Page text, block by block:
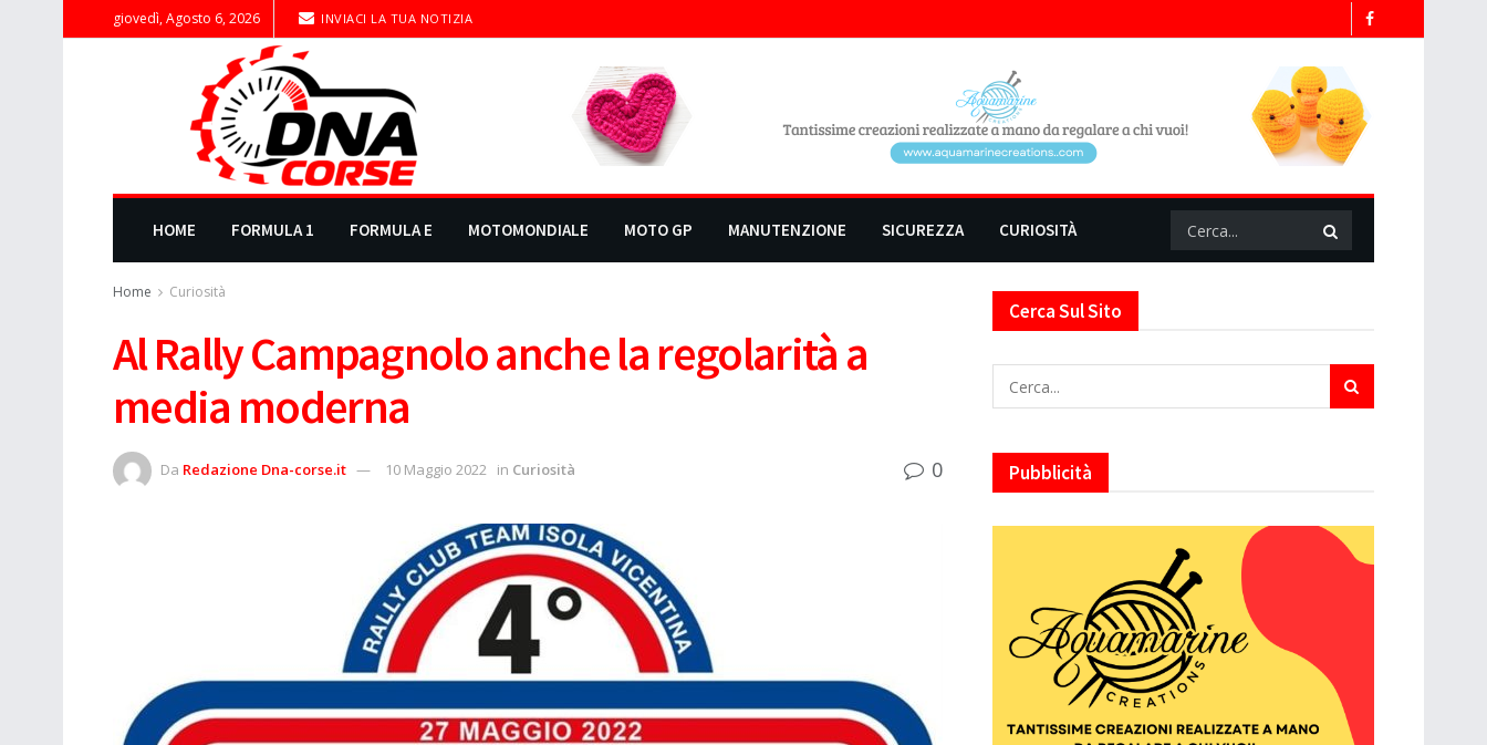
giovedì, Agosto 6, 2026 INVIACI LA TUA NOTIZIA
HOME FORMULA 1 FORMULA E MOTOMONDIALE MOTO GP MANUTENZIONE SICUREZZA CURIOSITÀ
Home Curiosità
Al Rally Campagnolo anche la regolarità a
media moderna
Da Redazione Dna-corse.it 10 Maggio 2022 in Curiosità 0
Cerca Sul Sito
Pubblicità